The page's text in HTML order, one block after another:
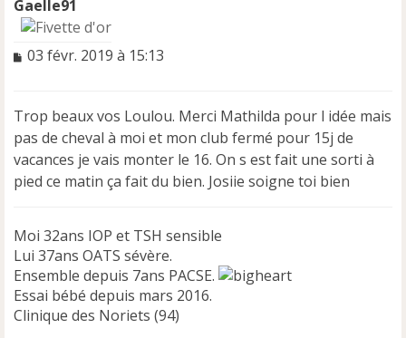
Gaelle91
M
a
g
e
n
o
l
u
03 févr. 2019 à 15:13
Trop beaux vos Loulou. Merci Mathilda pour l idée mais
pas de cheval à moi et mon club fermé pour 15j de
vacances je vais monter le 16. On s est fait une sorti à
pied ce matin ça fait du bien. Josiie soigne toi bien
Moi 32ans IOP et TSH sensible
Lui 37ans OATS sévère.
Ensemble depuis 7ans PACSE.
Essai bébé depuis mars 2016.
Clinique des Noriets (94)